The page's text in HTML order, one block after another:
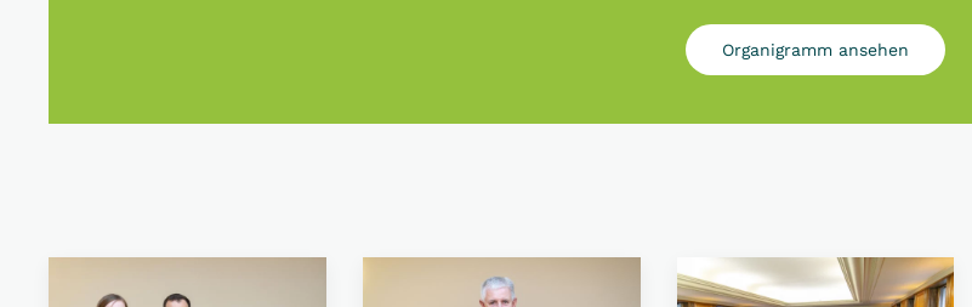
Organigramm ansehen